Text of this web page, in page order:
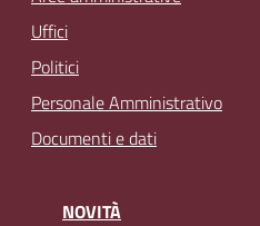
Uffici
Politici
Personale Amministrativo
Documenti e dati
NOVITÀ